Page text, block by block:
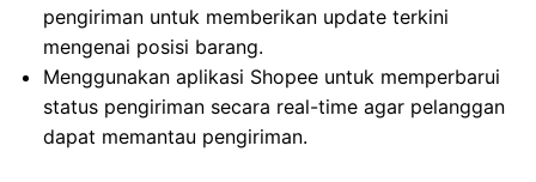
pengiriman untuk memberikan update terkini
mengenai posisi barang.
Menggunakan aplikasi Shopee untuk memperbarui
status pengiriman secara real-time agar pelanggan
dapat memantau pengiriman.